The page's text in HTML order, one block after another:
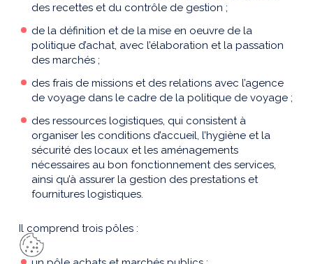
des recettes et du contrôle de gestion ;
de la définition et de la mise en oeuvre de la
politique d’achat, avec l’élaboration et la passation
des marchés ;
des frais de missions et des relations avec l’agence
de voyage dans le cadre de la politique de voyage ;
des ressources logistiques, qui consistent à
organiser les conditions d’accueil, l’hygiène et la
sécurité des locaux et les aménagements
nécessaires au bon fonctionnement des services,
ainsi qu’à assurer la gestion des prestations et
fournitures logistiques.
Il comprend trois pôles :